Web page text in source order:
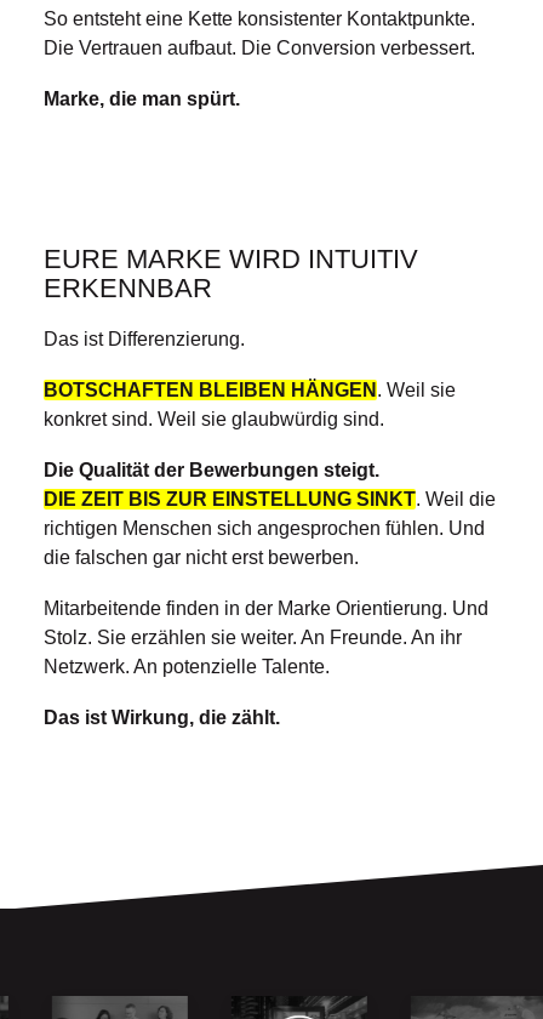
So entsteht eine Kette konsistenter Kontaktpunkte.
Die Vertrauen aufbaut. Die Conversion verbessert.
Marke, die man spürt.
EURE MARKE WIRD INTUITIV
ERKENNBAR
Das ist Differenzierung.
BOTSCHAFTEN BLEIBEN HÄNGEN . Weil sie
konkret sind. Weil sie glaubwürdig sind.
Die Qualität der Bewerbungen steigt.
DIE ZEIT BIS ZUR EINSTELLUNG SINKT. Weil die
richtigen Menschen sich angesprochen fühlen. Und
die falschen gar nicht erst bewerben.
Mitarbeitende finden in der Marke Orientierung. Und
Stolz. Sie erzählen sie weiter. An Freunde. An ihr
Netzwerk. An potenzielle Talente.
Das ist Wirkung, die zählt.